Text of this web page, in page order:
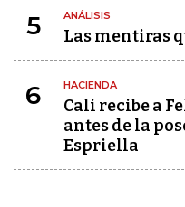
5 ANÁLISIS
Las mentiras
6 HACIENDA
Cali recibe a
antes de la
Espriella